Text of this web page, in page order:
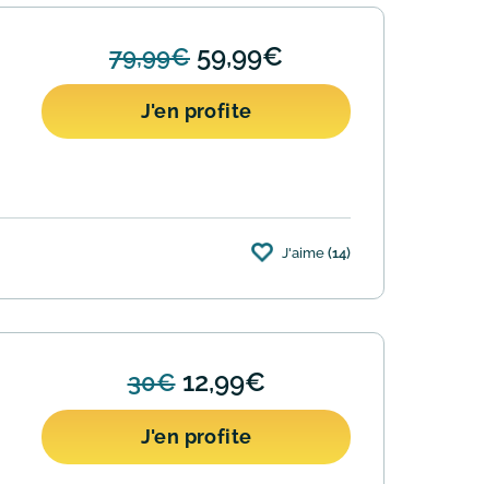
79,99€ 59,99€
J'en profite
J'aime (14)
30€12,99€
J'en profite